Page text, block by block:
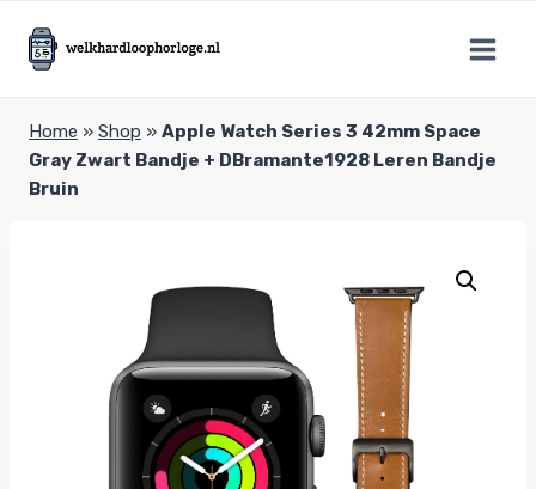
naar
inhoud
Home » Shop » Apple Watch Series 3 42mm Space
Gray Zwart Bandje + DBramante1928 Leren Bandje
Bruin